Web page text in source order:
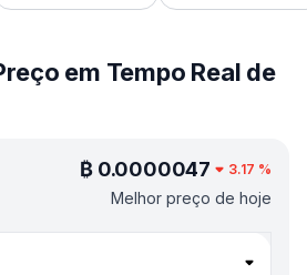
em Tempo Real de
₿ 0.0000047 3.17 %
Melhor preço de hoje